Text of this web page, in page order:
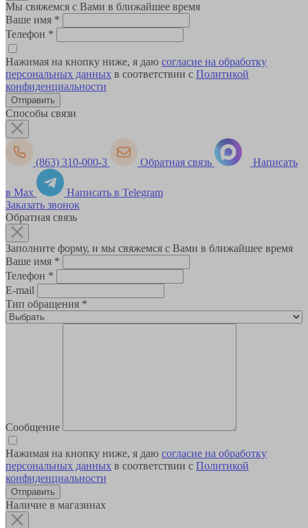
Мы свяжемся с Вами в ближайшее время
Ваше имя *
Телефон *
Нажимая на кнопку ниже, я даю согласие на обработку
персональных данных в соответствии с Политикой
конфиденциальности
Способы связи
(863) 310-000-3 Обратная связь Написать
в Max
Написать в Telegram
Заказать звонок
Обратная связь
Заполните форму, и мы свяжемся с Вами в ближайшее время
Ваше имя *
Телефон *
E-mail
Тип обращения *
Сообщение
Нажимая на кнопку ниже, я даю согласие на обработку
персональных данных в соответствии с Политикой
конфиденциальности
Наличие в магазинах